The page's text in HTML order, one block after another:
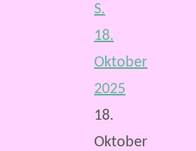
S.
18.
Oktober
2025
18.
Oktober